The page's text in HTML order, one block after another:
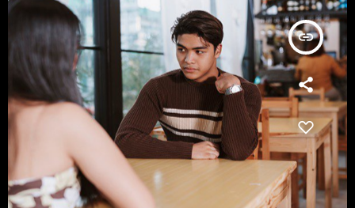
insert_link